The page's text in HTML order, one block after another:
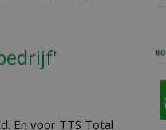
En voor TTS Total